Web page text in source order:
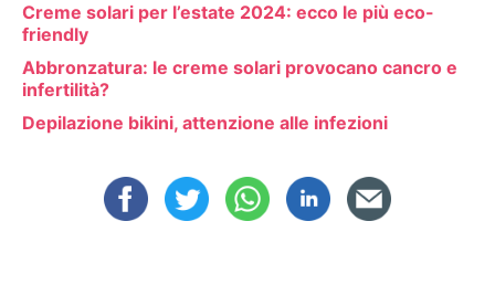
Creme solari per l’estate 2024: ecco le più eco-
friendly
Abbronzatura: le creme solari provocano cancro e
infertilità?
Depilazione bikini, attenzione alle infezioni